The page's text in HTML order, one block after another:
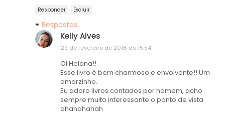
Responder Excluir
Respostas
Kelly Alves
29 de fevereiro de 2016 às 15:54
Oi Helana!!
Esse livro é bem charmoso e envolvente!! Um
amorzinho.
Eu adoro livros contados por homem, acho
sempre muito interessante o ponto de vista
ahahahahah